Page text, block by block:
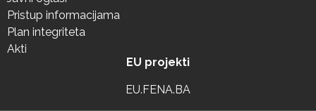
Pristup informacijama
Plan integriteta
Akti
EU projekti
EU.FENA.BA